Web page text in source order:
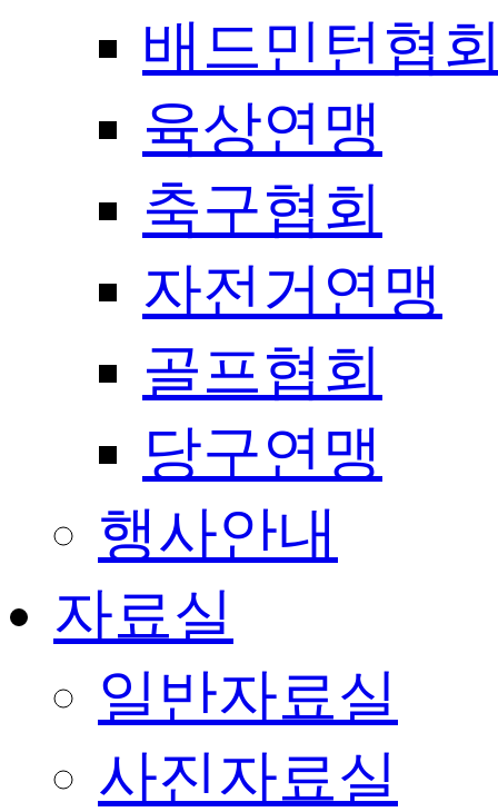
배드민턴협
육상연맹
축구협회
자전거연맹
골프협회
당구연맹
행사안내
자료실
일반자료실
사진자료실